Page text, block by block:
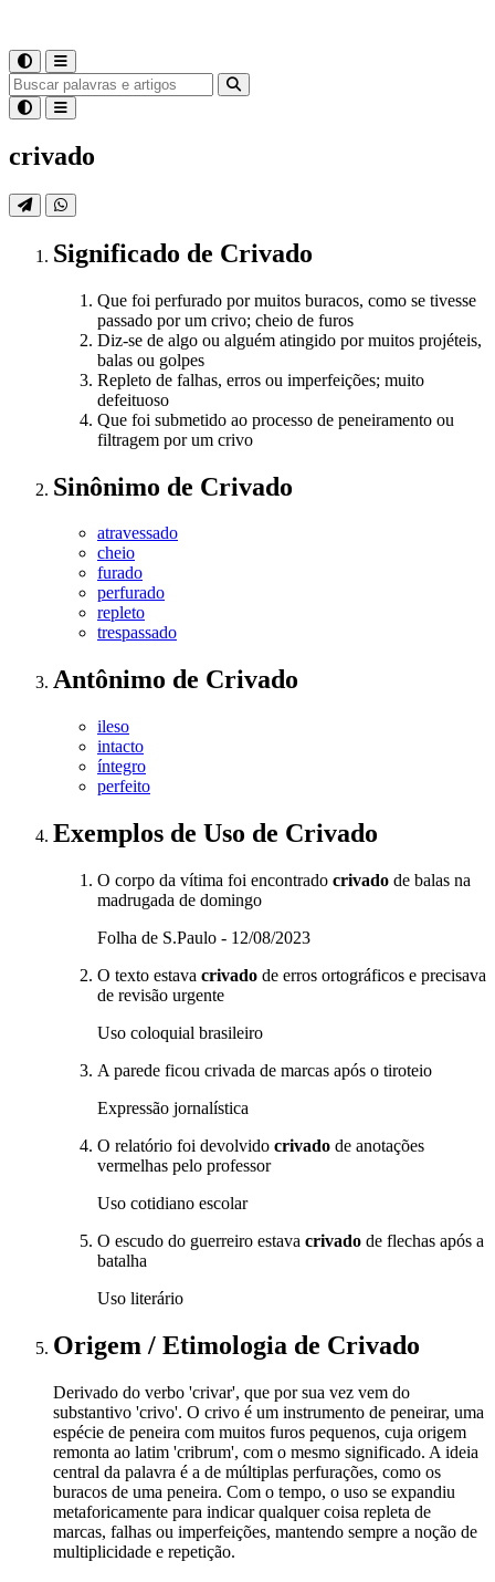
crivado
Significado de Crivado
Que foi perfurado por muitos buracos, como se tivesse
passado por um crivo; cheio de furos
Diz-se de algo ou alguém atingido por muitos projéteis,
balas ou golpes
Repleto de falhas, erros ou imperfeições; muito
defeituoso
Que foi submetido ao processo de peneiramento ou
filtragem por um crivo
Sinônimo de Crivado
atravessado
cheio
furado
perfurado
repleto
trespassado
Antônimo de Crivado
ileso
intacto
íntegro
perfeito
Exemplos de Uso de Crivado
O corpo da vítima foi encontrado crivado de balas na
madrugada de domingo
Folha de S.Paulo - 12/08/2023
O texto estava crivado de erros ortográficos e precisava
de revisão urgente
Uso coloquial brasileiro
A parede ficou crivada de marcas após o tiroteio
Expressão jornalística
O relatório foi devolvido crivado de anotações
vermelhas pelo professor
Uso cotidiano escolar
O escudo do guerreiro estava crivado de flechas após a
batalha
Uso literário
Origem / Etimologia de Crivado
Derivado do verbo 'crivar', que por sua vez vem do
substantivo 'crivo'. O crivo é um instrumento de peneirar, uma
espécie de peneira com muitos furos pequenos, cuja origem
remonta ao latim 'cribrum', com o mesmo significado. A ideia
central da palavra é a de múltiplas perfurações, como os
buracos de uma peneira. Com o tempo, o uso se expandiu
metaforicamente para indicar qualquer coisa repleta de
marcas, falhas ou imperfeições, mantendo sempre a noção de
multiplicidade e repetição.